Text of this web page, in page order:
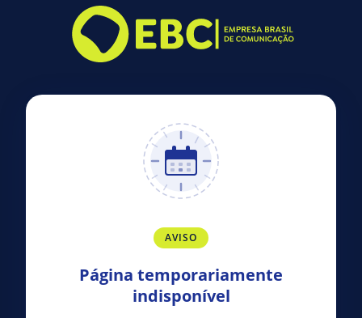
AVISO
Página temporariamente
indisponível